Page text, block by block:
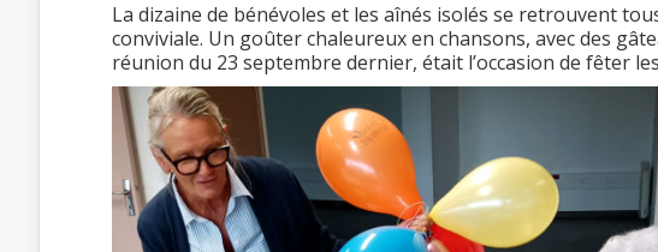
La dizaine de bénévoles et les aînés isolés se retrouvent
conviviale. Un goûter chaleureux en chansons, avec des
réunion du 23 septembre dernier, était l’occasion de fêter